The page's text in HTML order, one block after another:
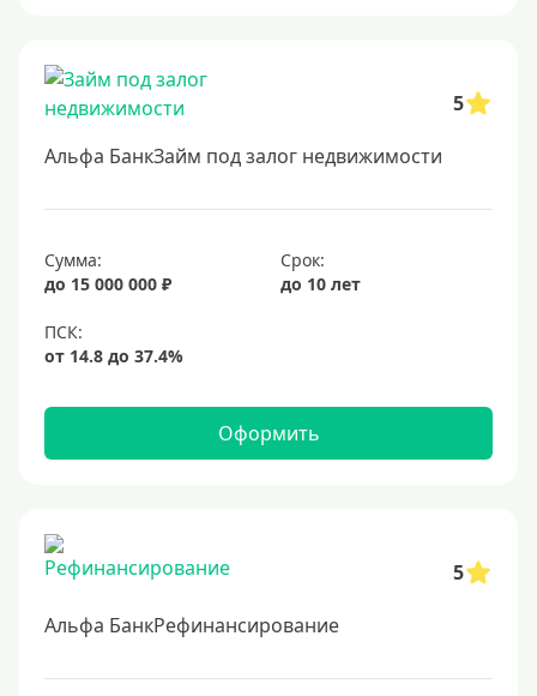
5
Альфа БанкЗайм под залог недвижимости
Сумма:
до 15 000 000 ₽
Срок:
до 10 лет
Оформить
5
Альфа БанкРефинансирование